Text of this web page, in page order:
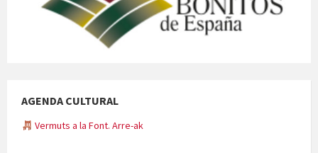
AGENDA CULTURAL
Vermuts a la Font. Arre-ak